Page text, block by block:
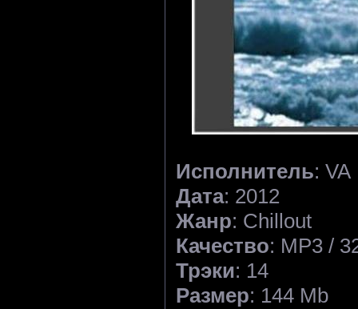
Исполнитель: VA
Дата: 2012
Жанр: Chillout
Качество: MP3 /
Трэки: 14
Размер: 144 Mb